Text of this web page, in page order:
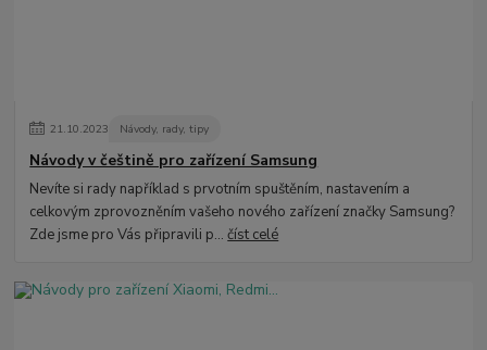
21.10.2023 Návody, rady, tipy
Návody v češtině pro zařízení Samsung
Nevíte si rady například s prvotním spuštěním, nastavením a
celkovým zprovozněním vašeho nového zařízení značky Samsung?
Zde jsme pro Vás připravili p...číst celé